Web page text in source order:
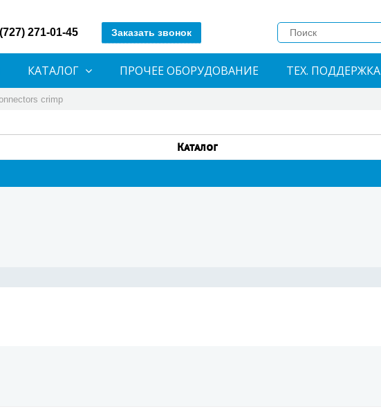
271-01-45 Заказать звонок
КАТАЛОГ ПРОЧЕЕ ОБОРУДОВАНИЕ ТЕХ. ПОДДЕРЖКА
crimp
Каталог